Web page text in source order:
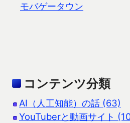
モバゲータウン
コンテンツ分類
AI（人工知能）の話 (63)
YouTuberと動画サイト